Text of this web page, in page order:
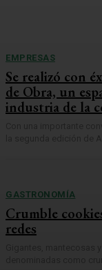
EMPRESAS
Se realizó con
de Obra, un
industria de la
GASTRONOMÍA
Crumble
redes